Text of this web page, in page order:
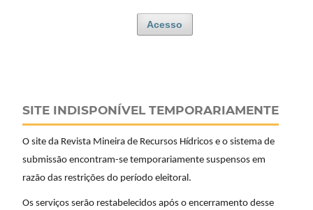
Acesso
SITE INDISPONÍVEL TEMPORARIAMENTE
O site da Revista Mineira de Recursos Hídricos e o sistema de
submissão encontram-se temporariamente suspensos em
razão das restrições do período eleitoral.
Os serviços serão restabelecidos após o encerramento desse